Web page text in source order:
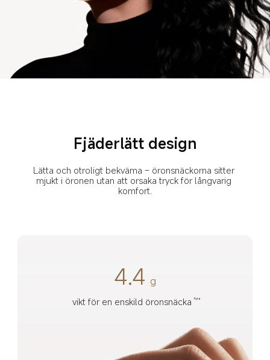
Fjäderlätt design
Lätta och otroligt bekväma – öronsnäckorna sitter
mjukt i öronen utan att orsaka tryck för långvarig
komfort.
4.4 g
vikt för en enskild öronsnäcka fyra